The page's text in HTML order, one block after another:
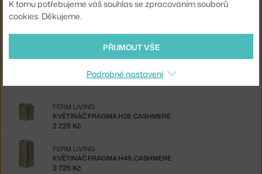
Ste zo Slovenska? Prejdite na
Shopping from the EU? Switch toFragma Planter H39, cashmere
Ze stejné kolekce
KVĚTINÁČ FRAGMA H28, CASHMERE
FERM LIVING
2 225 Kč
KVĚTINÁČ FRAGMA H49, CASHMERE
FERM LIVING
3 725 Kč
K tomu potřebujeme váš souhlas se zpracováním souborů
cookies. Děkujeme.
PŘIJMOUT VŠE
Podrobné nastavení